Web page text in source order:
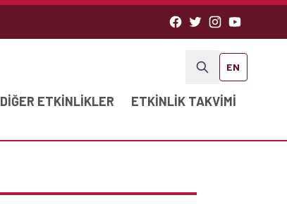
EN
DIĞER ETKINLIKLER ETKINLIK TAKVIMI